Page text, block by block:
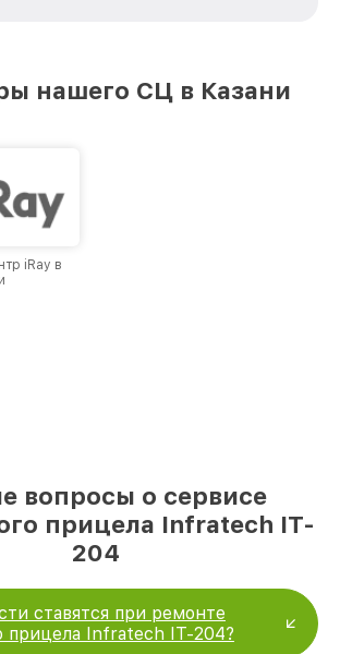
центром Infratech в
нашего СЦ в Казани
iRay в
вопросы о сервисе
прицела Infratech IT-
204
ставятся при ремонте
прицела Infratech IT-204?